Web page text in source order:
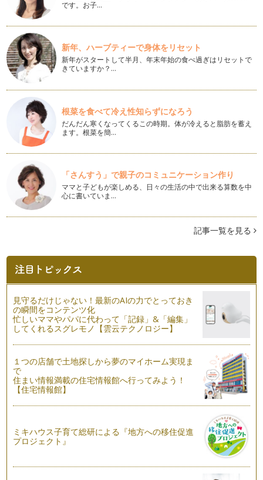
もうすぐバレンタインですね！毎年どんなチョコにしようかな
～と悩みませんか？ 今回はお花を使…
【親子で生け花】季節の花・水仙を生けてみよう！
水仙はこの時期、公園などでも植えられていて、お子様にとっ
ても身近なお花の一つではないでしょ…
親子で楽しむお正月花②（生花編）
今年も残りわずかです。お正月に向けた準備は進んでいます
か？ 前回は年末年始に家を空けて…
親子で楽しむお正月花①～アートフラワーで作ろう！お盆アー
ト～
今年もいよいよ残すところ1ヵ月となりました。 忙しい毎日を
今年のクリスマスはヒンメリで！
今年も町中にクリスマスツリーをちらほら見かけるようにな
り、クリスマスが近づいてきましたね。…
親子で作ろう！毛糸と小枝のおしゃれなドア飾り
朝晩は冷え込み、すっかり秋らしくなってきましたね。今回は
子どもと拾った木の実や枯葉と飾る「実もの」の生け花
だいぶ暑さも和らぎ、秋らしくなってきましたね。家族で行楽
に出かけるのにもとてもよい季節です…
ハロウィンくす玉アレンジで盛り上がろう！
古代ヨーロッパに住んでいたケルト人たちのお祭りに由来する
秋のお花コスモスで花冠を作ろう♪
今、ウェディングでも大人気の花冠。子どもがつけてもと
っ…
ススキを飾って親子でお月見を楽しもう！
十五夜にはススキを飾ってお月見なんていかがでしょうか？
お月様を見ながらお子様とゆっくり語…
子どもの成長を祝う七五三は一生思い出に残る重大イベントで
です。お子…
新年、ハーブティーで身体をリセット
新年がスタートして半月、年末年始の食べ過ぎはリセットで
きていますか？…
根菜を食べて冷え性知らずになろう
だんだん寒くなってくるこの時期。体が冷えると脂肪を蓄え
ます。根菜を簡…
「さんすう」で親子のコミュニケーション作り
ママと子どもが楽しめる、日々の生活の中で出来る算数を中
心に書いていま…
記事一覧を見る
見守るだけじゃない！最新のAIの力でとっておき
の瞬間をコンテンツ化
忙しいママやパパに代わって「記録」&「編集」
してくれるスグレモノ【雲云テクノロジー】
１つの店舗で土地探しから夢のマイホーム実現ま
で
住まい情報満載の住宅情報館へ行ってみよう！
【住宅情報館】
ミキハウス子育て総研による『地方への移住促進
プロジェクト』